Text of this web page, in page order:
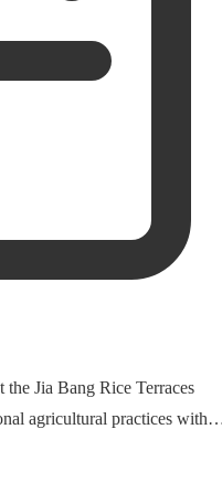
Jia Bang Rice Terraces
agricultural practices with
amidst commercialization.